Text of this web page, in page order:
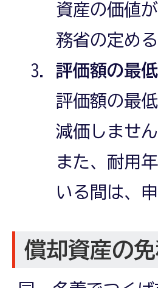
資産の価値
務省の定め
評価額の最
評価額の最
減価しません
また、耐用
いる間は、
償却資産の